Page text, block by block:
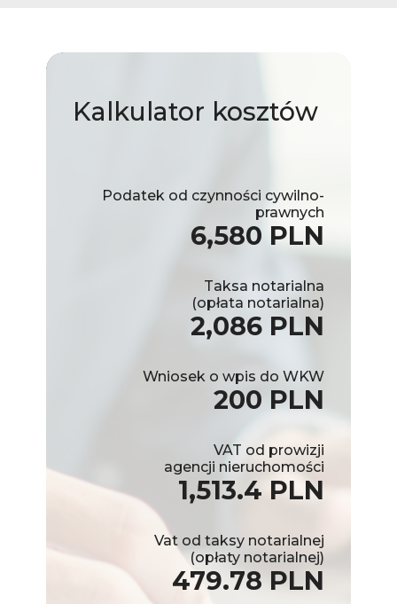
Kalkulator kosztów
Podatek od czynności cywilno-
prawnych
6,580 PLN
Taksa notarialna
(opłata notarialna)
2,086 PLN
Wniosek o wpis do WKW
200 PLN
VAT od prowizji
agencji nieruchomości
1,513.4 PLN
Vat od taksy notarialnej
(opłaty notarialnej)
479.78 PLN